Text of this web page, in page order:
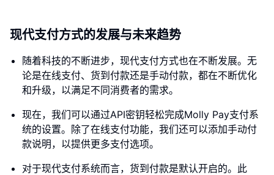
现代支付方式的发展与未来趋势
随着科技的不断进步，现代支付方式也在不断发展。无
论是在线支付、货到付款还是手动付款，都在不断优化
和升级，以满足不同消费者的需求。
现在，我们可以通过API密钥轻松完成Molly Pay支付系
统的设置。除了在线支付功能，我们还可以添加手动付
款说明，以提供更多支付选项。
对于现代支付系统而言，货到付款是默认开启的。此